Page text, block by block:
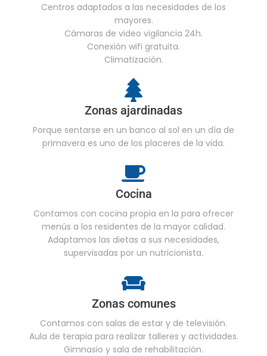
Centros adaptados a las necesidades de los
mayores.
Cámaras de video vigilancia 24h.
Conexión wifi gratuita.
Climatización.
Zonas ajardinadas
Porque sentarse en un banco al sol en un día de
primavera es uno de los placeres de la vida.
Cocina
Contamos con cocina propia en la para ofrecer
menús a los residentes de la mayor calidad.
Adaptamos las dietas a sus necesidades,
supervisadas por un nutricionista.
Zonas comunes
Contamos con salas de estar y de televisión.
Aula de terapia para realizar talleres y actividades.
Gimnasio y sala de rehabilitación.